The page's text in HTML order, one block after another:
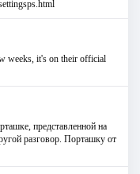
weeks, it's on their official
представленной на
разговор. Порташку от